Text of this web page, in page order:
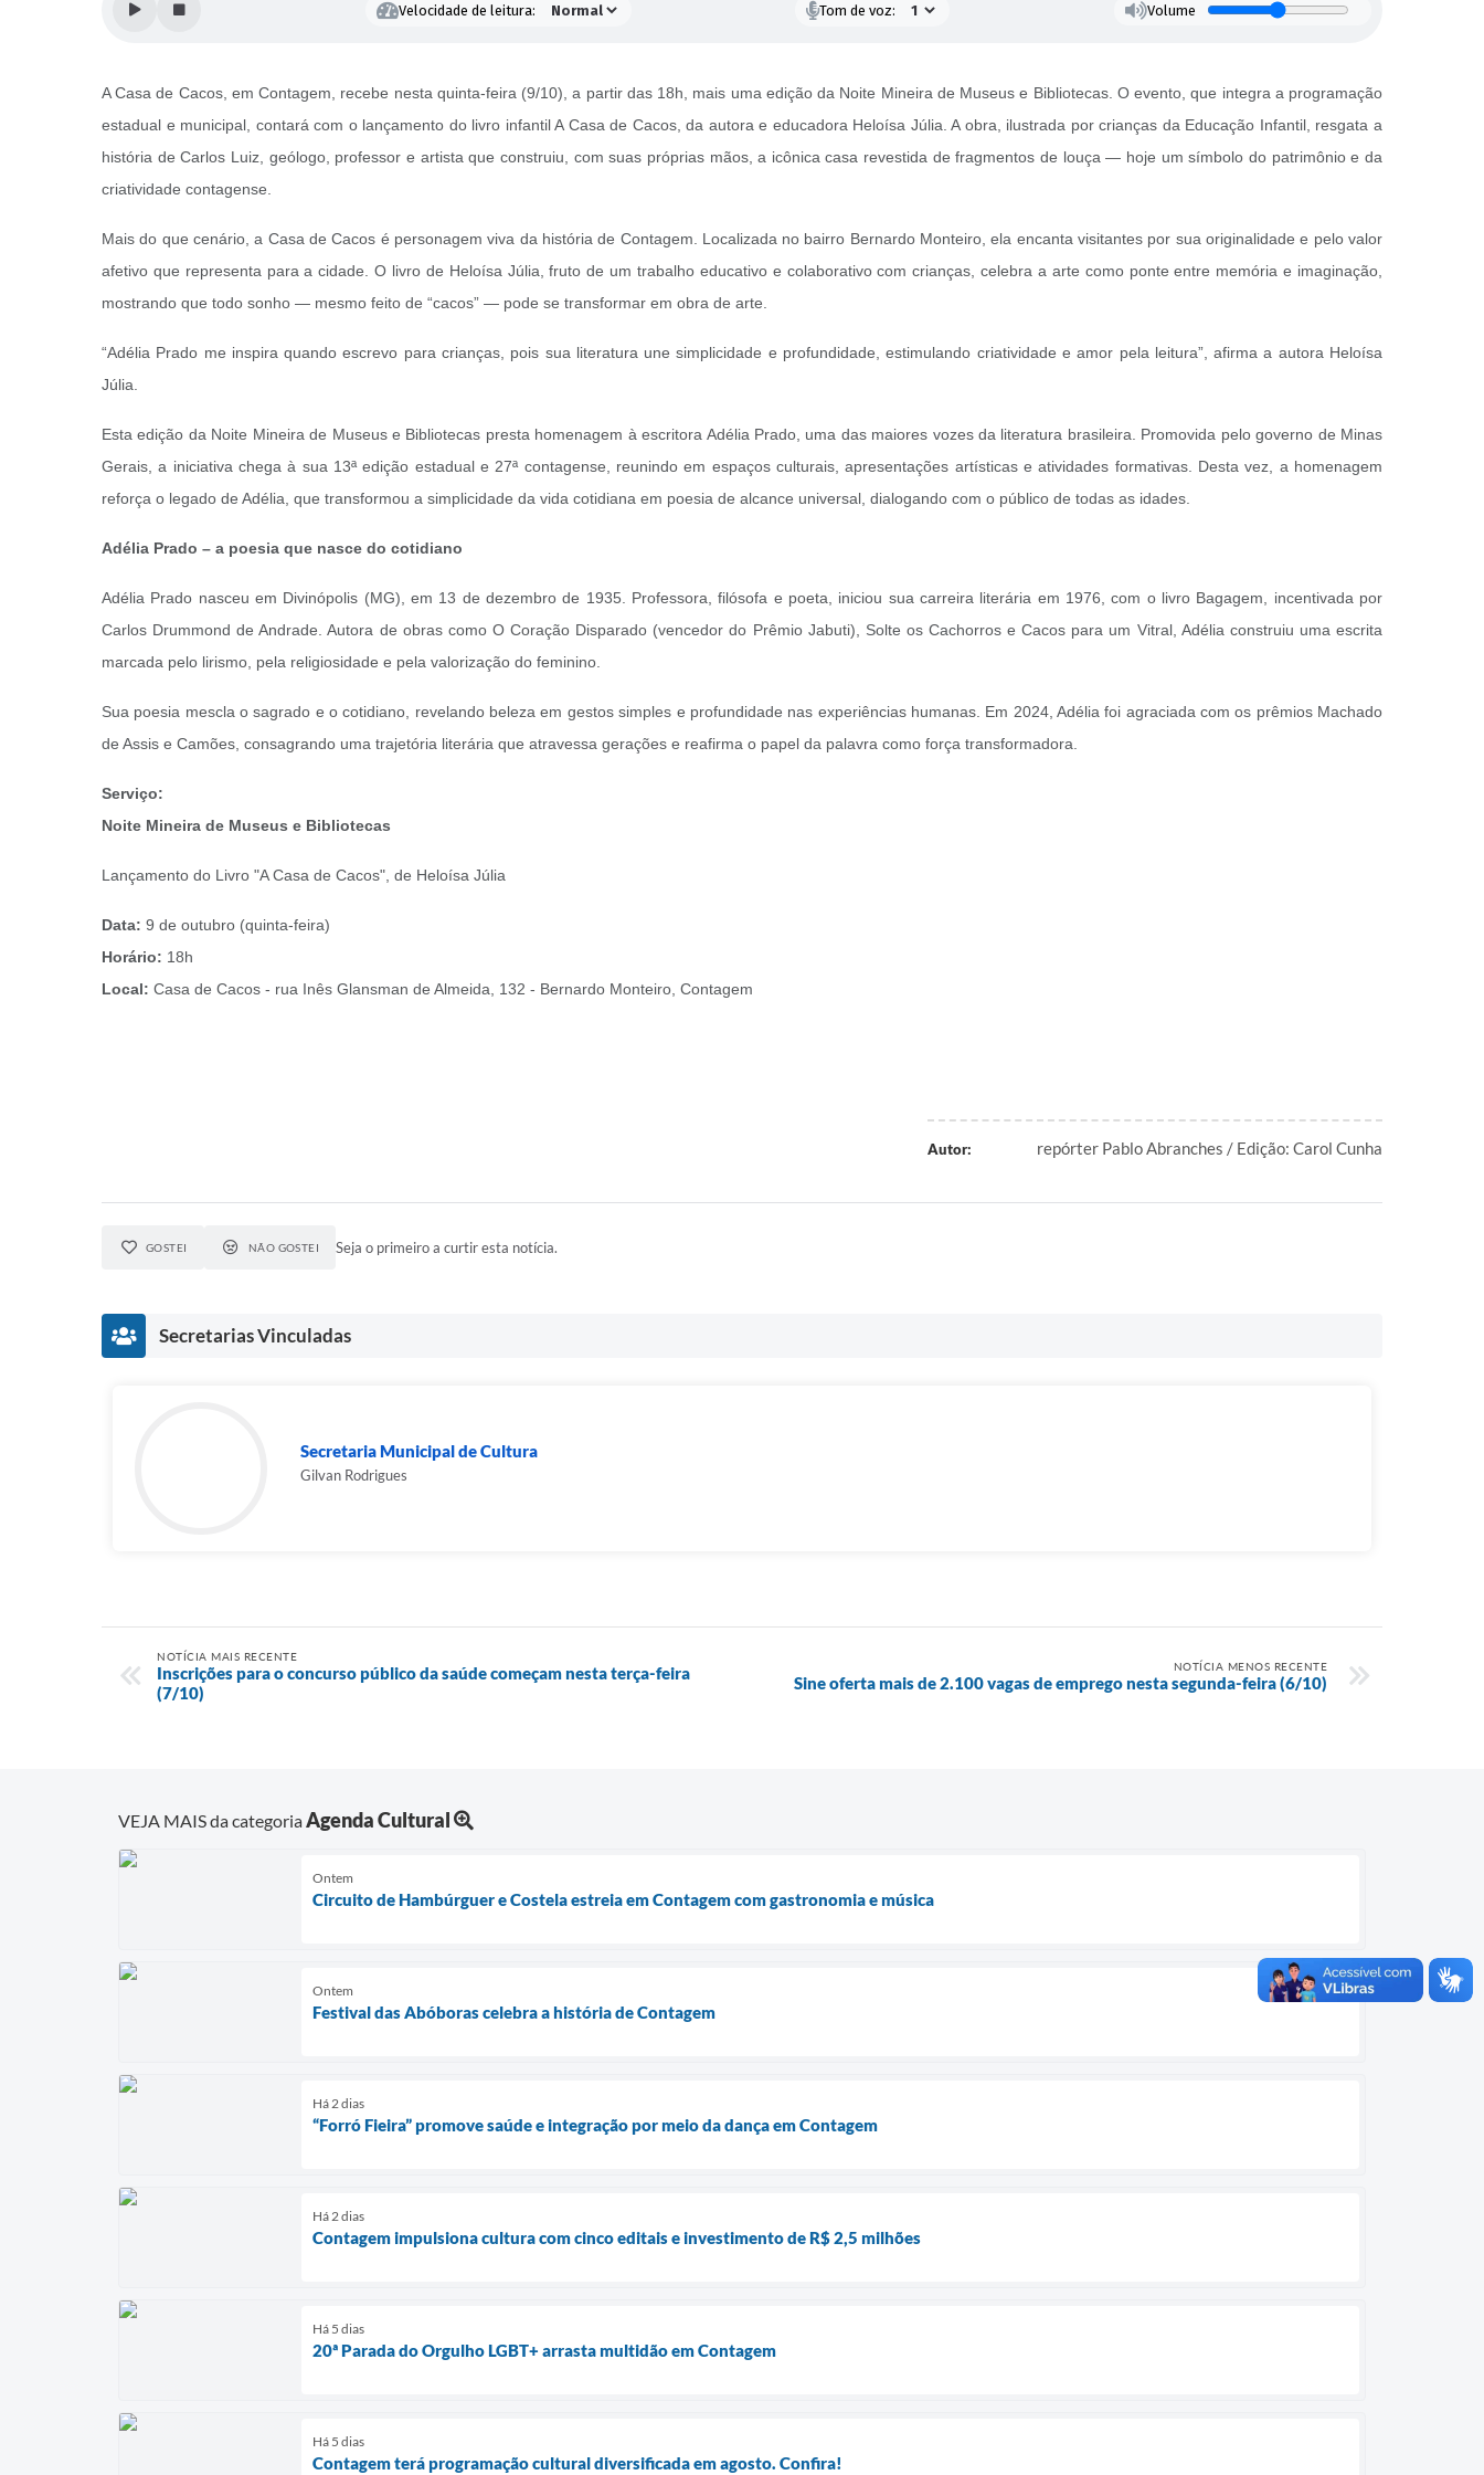
Velocidade de leitura: Tom de voz: Volume
A Casa de Cacos, em Contagem, recebe nesta quinta-feira (9/10), a partir das 18h, mais uma edição da Noite Mineira de Museus e Bibliotecas. O evento, que integra a programação
estadual e municipal, contará com o lançamento do livro infantil A Casa de Cacos, da autora e educadora Heloísa Júlia. A obra, ilustrada por crianças da Educação Infantil, resgata a
história de Carlos Luiz, geólogo, professor e artista que construiu, com suas próprias mãos, a icônica casa revestida de fragmentos de louça — hoje um símbolo do patrimônio e da
criatividade contagense.
Mais do que cenário, a Casa de Cacos é personagem viva da história de Contagem. Localizada no bairro Bernardo Monteiro, ela encanta visitantes por sua originalidade e pelo valor
afetivo que representa para a cidade. O livro de Heloísa Júlia, fruto de um trabalho educativo e colaborativo com crianças, celebra a arte como ponte entre memória e imaginação,
mostrando que todo sonho — mesmo feito de “cacos” — pode se transformar em obra de arte.
“Adélia Prado me inspira quando escrevo para crianças, pois sua literatura une simplicidade e profundidade, estimulando criatividade e amor pela leitura”, afirma a autora Heloísa
Júlia.
Esta edição da Noite Mineira de Museus e Bibliotecas presta homenagem à escritora Adélia Prado, uma das maiores vozes da literatura brasileira. Promovida pelo governo de Minas
Gerais, a iniciativa chega à sua 13ª edição estadual e 27ª contagense, reunindo em espaços culturais, apresentações artísticas e atividades formativas. Desta vez, a homenagem
reforça o legado de Adélia, que transformou a simplicidade da vida cotidiana em poesia de alcance universal, dialogando com o público de todas as idades.
Adélia Prado – a poesia que nasce do cotidiano
Adélia Prado nasceu em Divinópolis (MG), em 13 de dezembro de 1935. Professora, filósofa e poeta, iniciou sua carreira literária em 1976, com o livro Bagagem, incentivada por
Carlos Drummond de Andrade. Autora de obras como O Coração Disparado (vencedor do Prêmio Jabuti), Solte os Cachorros e Cacos para um Vitral, Adélia construiu uma escrita
marcada pelo lirismo, pela religiosidade e pela valorização do feminino.
Sua poesia mescla o sagrado e o cotidiano, revelando beleza em gestos simples e profundidade nas experiências humanas. Em 2024, Adélia foi agraciada com os prêmios Machado
de Assis e Camões, consagrando uma trajetória literária que atravessa gerações e reafirma o papel da palavra como força transformadora.
Serviço:
Noite Mineira de Museus e Bibliotecas
Lançamento do Livro "A Casa de Cacos", de Heloísa Júlia
Data: 9 de outubro (quinta-feira)
Horário: 18h
Local: Casa de Cacos - rua Inês Glansman de Almeida, 132 - Bernardo Monteiro, Contagem
Autor: repórter Pablo Abranches / Edição: Carol Cunha
GOSTEI NÃO GOSTEI Seja o primeiro a curtir esta notícia.
Secretarias Vinculadas
Secretaria Municipal de Cultura
Gilvan Rodrigues
NOTÍCIA MAIS RECENTE
Inscrições para o concurso público da saúde começam nesta terça-feira
(7/10)
NOTÍCIA MENOS RECENTE
Sine oferta mais de 2.100 vagas de emprego nesta segunda-feira (6/10)
VEJA MAIS da categoriaAgenda Cultural
Ontem
Circuito de Hambúrguer e Costela estreia em Contagem com gastronomia e música
Ontem
Festival das Abóboras celebra a história de Contagem
Há 2 dias
“Forró Fieira” promove saúde e integração por meio da dança em Contagem
Há 2 dias
Contagem impulsiona cultura com cinco editais e investimento de R$ 2,5 milhões
Há 5 dias
20ª Parada do Orgulho LGBT+ arrasta multidão em Contagem
Há 5 dias
Contagem terá programação cultural diversificada em agosto. Confira!